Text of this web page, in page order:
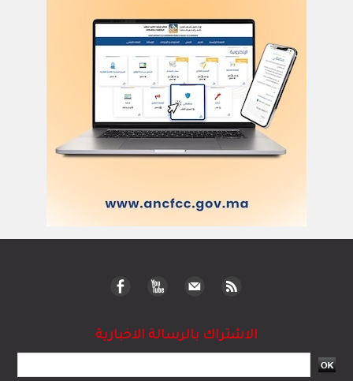
أركان
الحياة والصحة
تكنولوجيا وعلوم
ﺛﻘﺎﻓﺔ وﻓﻧون
إعلام وتواصل
مرئيات
دولي
رياضة
اقتصاد
© 2023 جميع الحقوق محفوظة لموقع العلم
تبادل المحتوى